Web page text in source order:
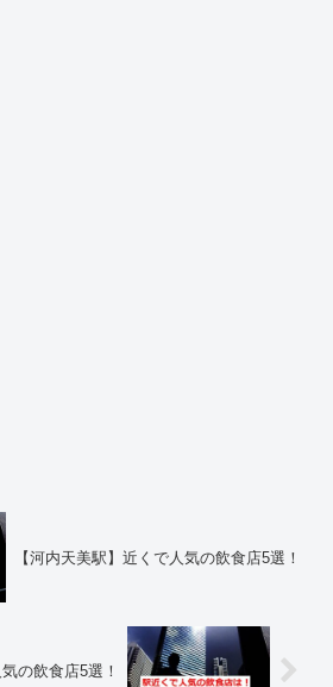
【河内天美駅】近くで人気の飲食店5選！
の飲食店5選！